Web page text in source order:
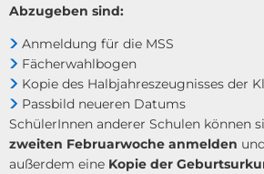
Abzugeben sind:
Anmeldung für die MSS
Fächerwahlbogen
Kopie des Halbjahreszeugnisses der
Passbild neueren Datums
SchülerInnen anderer Schulen können
zweiten Februarwoche anmelden
außerdem eine Kopie der